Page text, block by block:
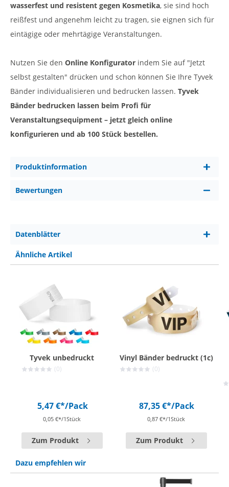
wasserfest und resistent gegen Kosmetika, sie sind hoch
reißfest und angenehm leicht zu tragen, sie eignen sich für
eintägige oder mehrtägige Veranstaltungen.
Nutzen Sie den Online Konfigurator indem Sie auf "Jetzt
selbst gestalten" drücken und schon können Sie Ihre Tyvek
Bänder individualisieren und bedrucken lassen. Tyvek
Bänder bedrucken lassen beim Profi für
Veranstaltungsequipment – jetzt gleich online
konfigurieren und ab 100 Stück bestellen.
Produktinformation
Bewertungen
Datenblätter
Ähnliche Artikel
Tyvek unbedruckt
(0)
5,47 €*/Pack
0,05 €*/1Stück
Zum Produkt
Vinyl Bänder bedruckt (1c)
(0)
87,35 €*/Pack
0,87 €*/1Stück
Zum Produkt
Dazu empfehlen wir